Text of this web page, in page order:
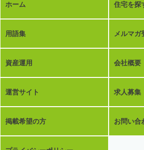
ホーム 住宅を探
用語集 メルマガ
資産運用 会社概要
運営サイト 求人募集
掲載希望の方 お問い合